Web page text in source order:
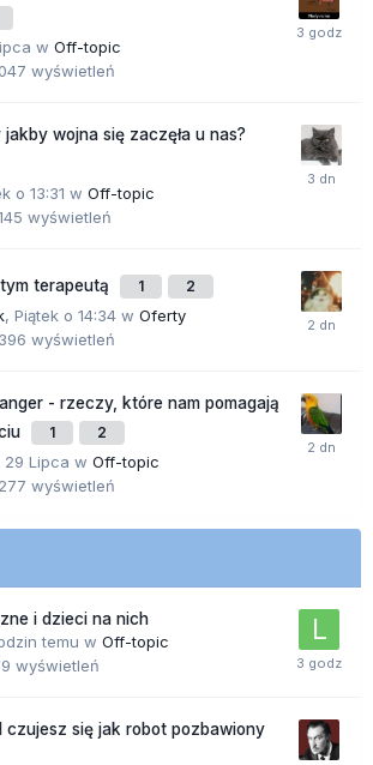
w Off-topic
wyświetleń
wojna się zaczęła u nas?
o 13:31 w Off-topic
wyświetleń
terapeutą 1 2
, Piątek o 14:34 w Oferty
wyświetleń
- rzeczy, które nam pomagają
1 2
29 Lipca w Off-topic
wyświetleń
i dzieci na nich
temu w Off-topic
wyświetleń
czujesz się jak robot pozbawiony